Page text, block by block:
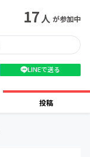
17人 が参加中
LINEで送る
投稿